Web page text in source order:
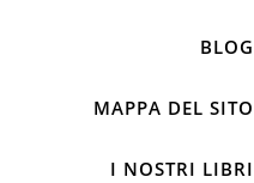
BLOG
MAPPA DEL SITO
I NOSTRI LIBRI